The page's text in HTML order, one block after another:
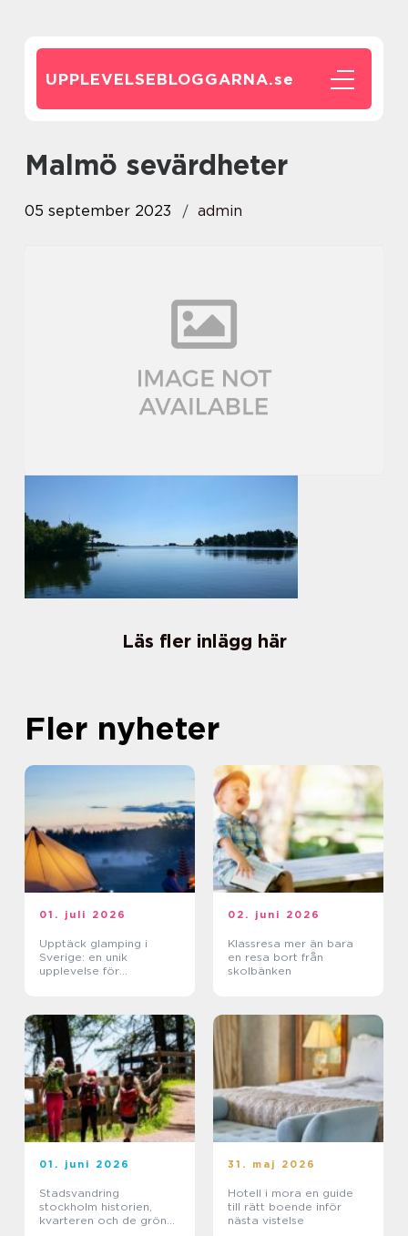
UPPLEVELSEBLOGGARNA.se
malmö sevärdheter
05 september 2023 admin
Läs fler inlägg här
Fler nyheter
01. juli 2026
Upptäck glamping i
Sverige: en unik
upplevelse för
02. juni 2026
Klassresa mer än bara
en resa bort från
skolbänken
01. juni 2026
Stadsvandring
stockholm historien,
kvarteren och de gröna
31. maj 2026
Hotell i mora en guide
till rätt boende inför
nästa vistelse